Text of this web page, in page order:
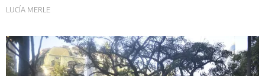
LUCÍA MERLE